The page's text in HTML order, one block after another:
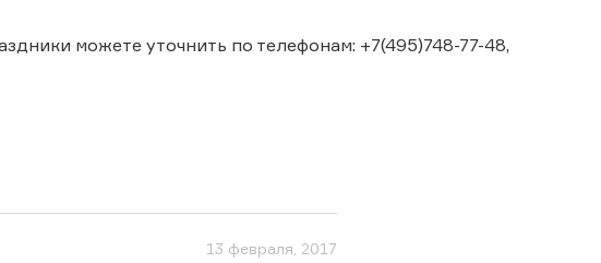
можете уточнить по телефонам: +7(495)748-77-48,
13 февраля, 2017